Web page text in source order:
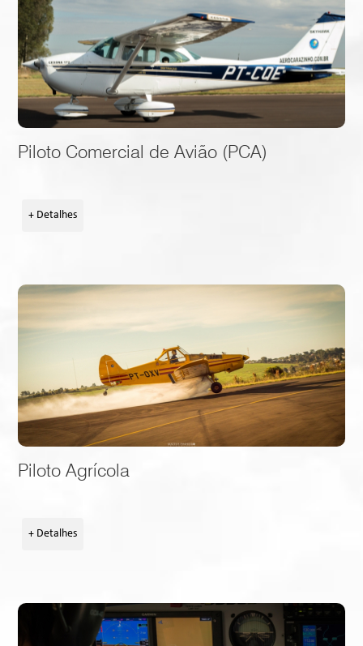
Piloto Comercial de Avião (PCA)
+ Detalhes
Piloto Agrícola
+ Detalhes